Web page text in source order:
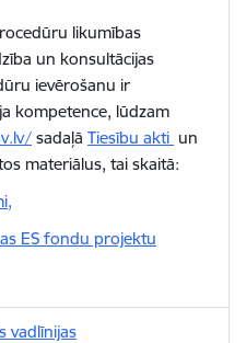
likumības
un konsultācijas
ievērošanu ir
kompetence, lūdzam
sadaļā Tiesību akti un
materiālus, tai skaitā:
ES fondu projektu
vadlīnijas